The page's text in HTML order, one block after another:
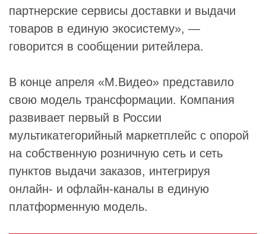
партнерские сервисы доставки и выдачи
товаров в единую экосистему», —
говорится в сообщении ритейлера.
В конце апреля «М.Видео» представило
свою модель трансформации. Компания
развивает первый в России
мультикатегорийный маркетплейс с опорой
на собственную розничную сеть и сеть
пунктов выдачи заказов, интегрируя
онлайн- и офлайн-каналы в единую
платформенную модель.